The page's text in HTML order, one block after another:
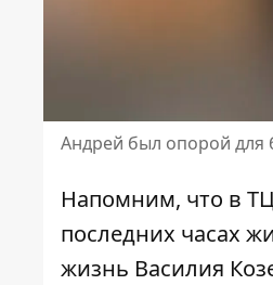
Андрей был опорой для
Напомним, что в
последних часах
жизнь Василия